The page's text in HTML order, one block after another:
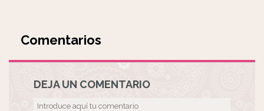
Comentarios
DEJA UN COMENTARIO